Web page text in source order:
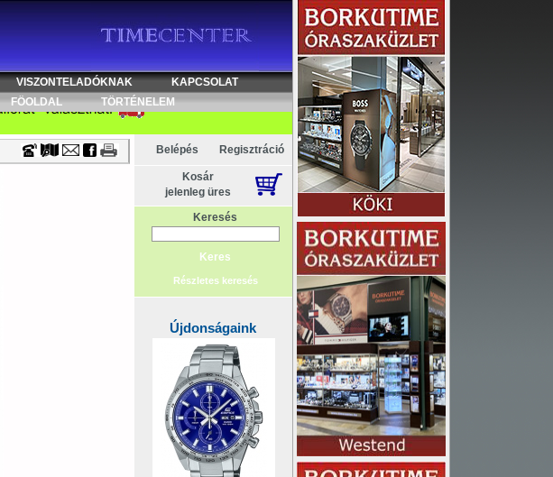
Timecenter
VISZONTELADÓKNAK
KAPCSOLAT
FÖOLDAL TÖRTÉNELEM
Belépés Regisztráció
Kosár
jelenleg üres
Keresés
Részletes keresés
Újdonságaink